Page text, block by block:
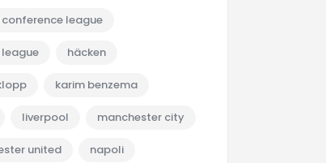
league
häcken
karim benzema
liverpool manchester city
united napoli